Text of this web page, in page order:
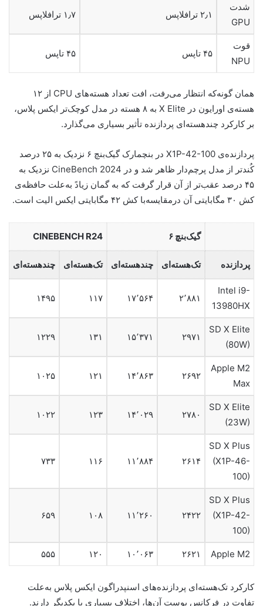
شدت
GPU
۲٫۱ ترافلاپس ۱٫۷ ترافلاپس
قوت
NPU
۴۵ تاپس ۴۵ تاپس
همان گونه‌که انتظار می‌رفت، افت تعداد هسته‌های CPU از ۱۲
هسته‌ی اورایون در X Elite به ۸ هسته در مدل کوچک‌تر ایکس‌ پلاس،
بر کارکرد چندهسته‌ای پردازنده تأثیر بسیاری می‌گذارد.
پردازنده‌ی X1P-42-100 در بنچمارک گیک‌بنچ ۶ نزدیک به ۲۵ درصد
کُندتر از مدل پرچم‌دار ظاهر شد و در CineBench 2024 نزدیک به
۴۵ درصد عقب‌تر از آن قرار گرفت که به گمان زیادً به‌‌علت حافظه‌ی
کش ۳۰ مگابایتی آن درمقایسه‌با کش ۴۲ مگابایتی ایکس الیت است.
گیک‌بنچ ۶ CINEBENCH R24
پردازنده تک‌هسته‌ای چندهسته‌ای تک‌هسته‌ای چندهسته‌ای
Intel i9-
13980HX
۲٬۸۸۱ ۱۷٬۵۶۴ ۱۱۷ ۱۴۹۵
SD X Elite
(80W)
۲۹۷۱ ۱۵٬۳۷۱ ۱۳۱ ۱۲۲۹
Apple M2
Max
۲۶۹۲ ۱۴٬۸۶۳ ۱۲۱ ۱۰۲۵
SD X Elite
(23W)
۲۷۸۰ ۱۴٬۰۲۹ ۱۲۳ ۱۰۲۲
SD X Plus
(X1P-46-
100)
۲۶۱۴ ۱۱٬۸۸۴ ۱۱۶ ۷۳۳
SD X Plus
(X1P-42-
100)
۲۴۲۲ ۱۱٬۲۶۰ ۱۰۸ ۶۵۹
Apple M2 ۲۶۲۱ ۱۰٬۰۶۳ ۱۲۰ ۵۵۵
کارکرد تک‌هسته‌ای پردازنده‌های اسنپدراگون ایکس پلاس به‌‌علت
تفاوت‌ در فرکانس بوست آن‌ها، اختلاف بسیاری با یکدیگر دارند.